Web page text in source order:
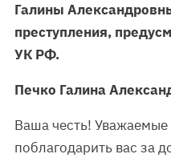
Галины
преступления,
УК РФ.
Печко Галина
Ваша честь! Уважаемые
поблагодарить вас за